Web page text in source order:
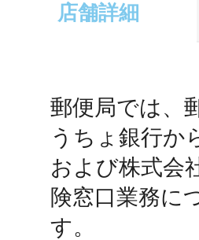
URLを
店舗詳細
郵便局では、
うちょ銀行か
および株式会
険窓口業務に
す。